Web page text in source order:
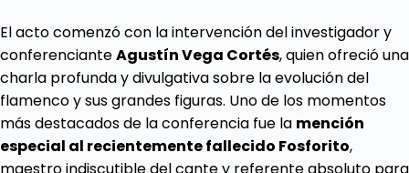
El acto comenzó con la intervención del investigador y
conferencianteAgustín Vega Cortés, quien ofreció una
charla profunda y divulgativa sobre la evolución del
flamenco y sus grandes figuras. Uno de los momentos
más destacados de la conferencia fue la mención
especial al recientemente fallecido Fosforito,